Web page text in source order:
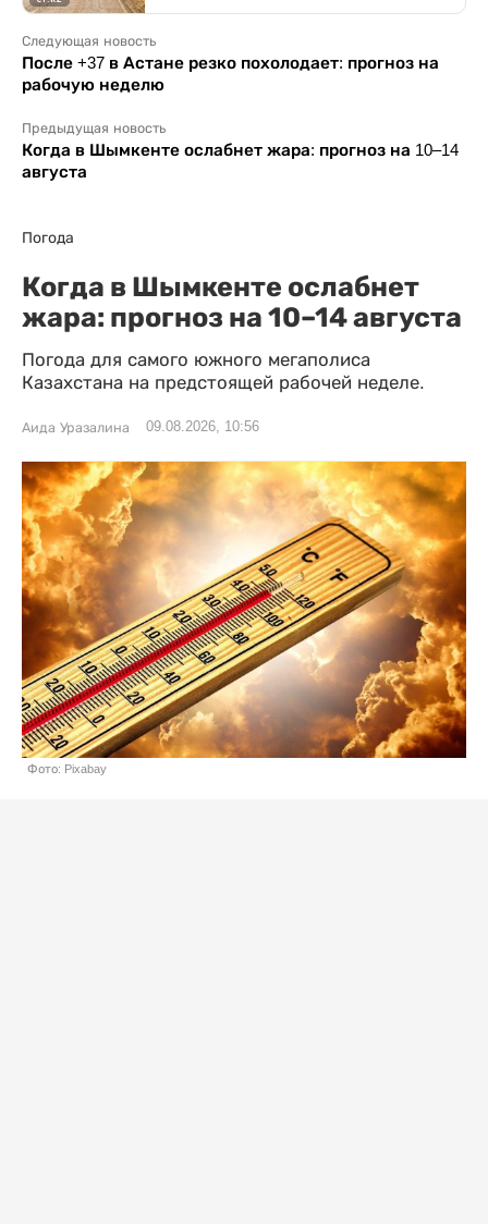
Следующая новость
После +37 в Астане резко похолодает: прогноз на
рабочую неделю
Предыдущая новость
Когда в Шымкенте ослабнет жара: прогноз на 10–14
августа
Погода
Когда в Шымкенте ослабнет
жара: прогноз на 10–14 августа
Погода для самого южного мегаполиса
Казахстана на предстоящей рабочей неделе.
Аида Уразалина 09.08.2026, 10:56
Фото: Pixabay